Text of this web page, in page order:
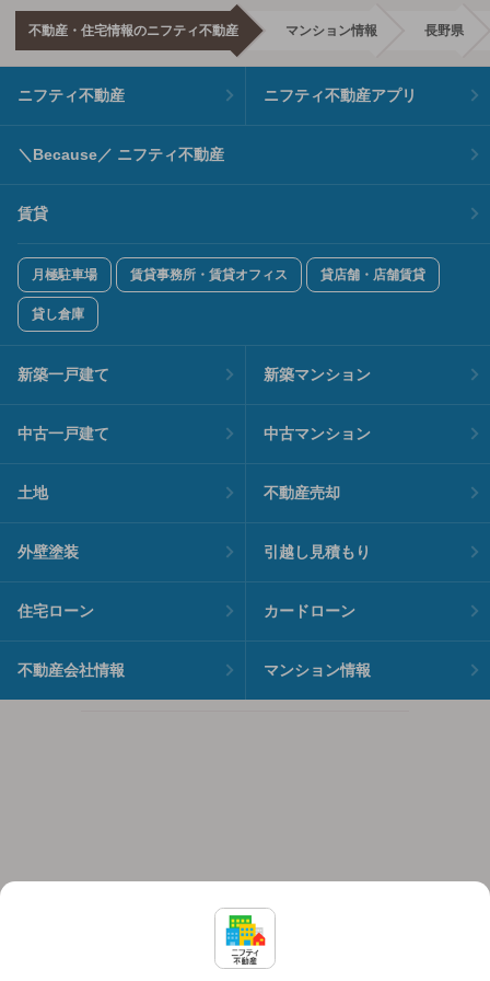
不動産・住宅情報のニフティ不動産 マンション情報 長野県
ニフティ不動産 ニフティ不動産アプリ
＼Because／ ニフティ不動産
賃貸
月極駐車場 賃貸事務所・賃貸オフィス 貸店舗・店舗賃貸
貸し倉庫
新築一戸建て 新築マンション
中古一戸建て 中古マンション
土地 不動産売却
外壁塗装 引越し見積もり
住宅ローン カードローン
不動産会社情報 マンション情報